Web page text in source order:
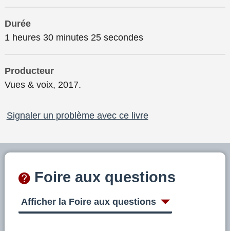
Durée
1 heures 30 minutes 25 secondes
Producteur
Vues & voix, 2017.
Signaler un problème avec ce livre
Foire aux questions
Afficher la Foire aux questions